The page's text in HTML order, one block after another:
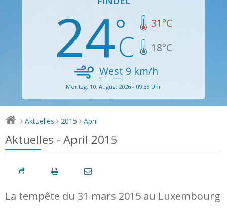
24 31°C
18°C
West 9 km/h
Montag, 10. August 2026 - 09:35 Uhr
> Aktuelles > 2015 > April
Aktuelles - April 2015
La tempête du 31 mars 2015 au Luxembourg